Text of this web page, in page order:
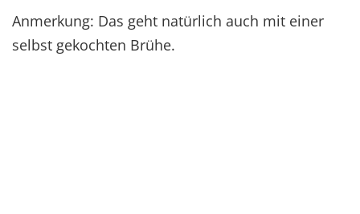
Anmerkung: Das geht natürlich auch mit einer
selbst gekochten Brühe.